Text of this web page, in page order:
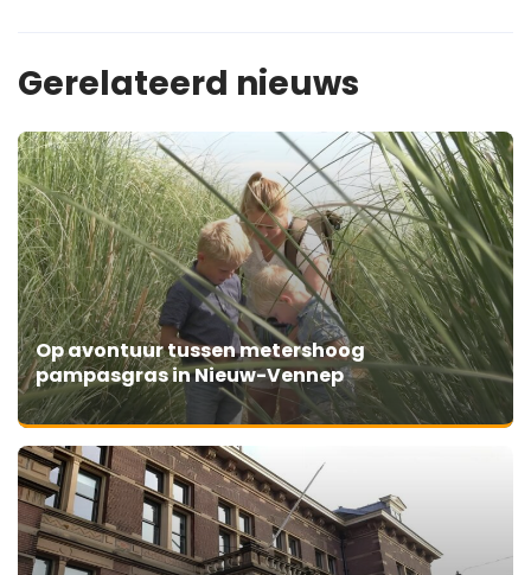
Gerelateerd nieuws
Op avontuur tussen metershoog
pampasgras in Nieuw-Vennep